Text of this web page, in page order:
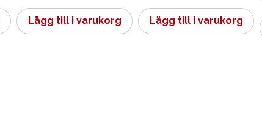
Lägg till i varukorg Lägg till i varukorg